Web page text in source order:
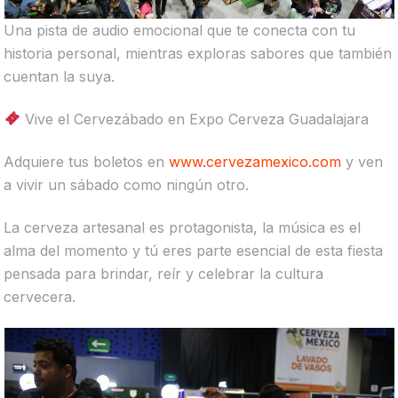
Una pista de audio emocional que te conecta con tu
historia personal, mientras exploras sabores que también
cuentan la suya.
Vive el Cervezábado en Expo Cerveza Guadalajara
Adquiere tus boletos enwww.cervezamexico.com y ven
a vivir un sábado como ningún otro.
La cerveza artesanal es protagonista, la música es el
alma del momento y tú eres parte esencial de esta fiesta
pensada para brindar, reír y celebrar la cultura
cervecera.